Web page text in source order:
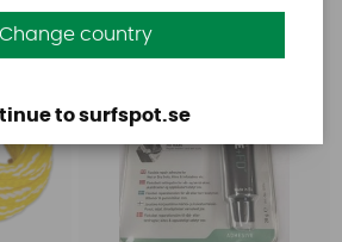
Change country
to surfspot.se